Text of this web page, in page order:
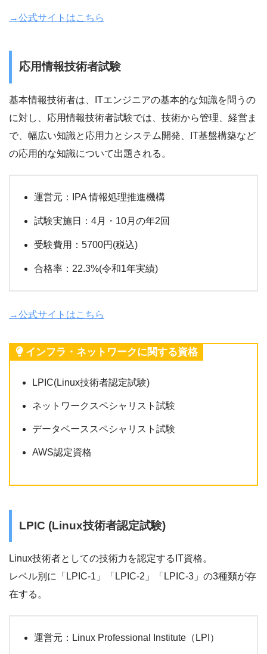
→公式サイトはこちら
応用情報技術者試験
基本情報技術者は、ITエンジニアの基本的な知識を問うの
に対し、応用情報技術者試験では、技術から管理、経営ま
で、幅広い知識と応用力とシステム開発、IT基盤構築など
の応用的な知識について出題される。
運営元：IPA 情報処理推進機構
試験実施日：4月・10月の年2回
受験費用：5700円(税込)
合格率：22.3%(令和1年実績)
→公式サイトはこちら
インフラ・ネットワークに関する資格
LPIC(Linux技術者認定試験)
ネットワークスペシャリスト試験
データベーススペシャリスト試験
AWS認定資格
LPIC (Linux技術者認定試験)
Linux技術者としての技術力を認定するIT資格。
レベル別に「LPIC-1」「LPIC-2」「LPIC-3」の3種類が存
在する。
運営元：Linux Professional Institute（LPI）